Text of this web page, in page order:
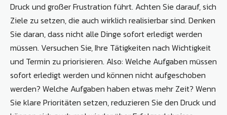
Druck und großer Frustration führt. Achten Sie darauf, sich
Ziele zu setzen, die auch wirklich realisierbar sind. Denken
Sie daran, dass nicht alle Dinge sofort erledigt werden
müssen. Versuchen Sie, Ihre Tätigkeiten nach Wichtigkeit
und Termin zu priorisieren. Also: Welche Aufgaben müssen
sofort erledigt werden und können nicht aufgeschoben
werden? Welche Aufgaben haben etwas mehr Zeit? Wenn
Sie klare Prioritäten setzen, reduzieren Sie den Druck und